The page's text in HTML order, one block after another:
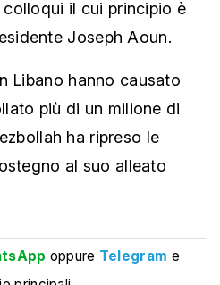
colloqui il cui principio è
Joseph Aoun.
Libano hanno causato
più di un milione di
ha ripreso le
al suo alleato
oppure Telegram e